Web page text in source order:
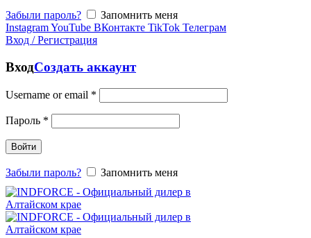
Забыли пароль?
Запомнить меня
InstagramYouTube ВКонтакте TikTok Телеграм
Вход / Регистрация
ВходСоздать аккаунт
Username or email *
Пароль *
Войти
Забыли пароль? Запомнить меня